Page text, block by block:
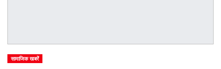
सामाजिक खबरें